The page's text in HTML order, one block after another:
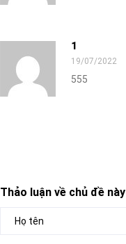
1
19/07/2022
555
Thảo luận về chủ đề này